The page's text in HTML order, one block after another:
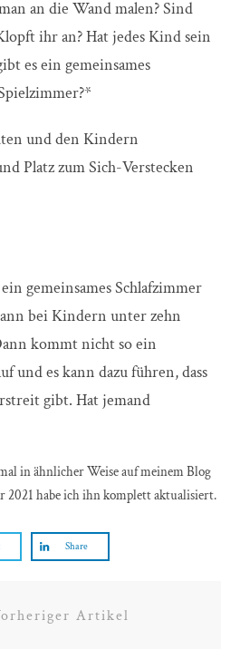
an die Wand malen? Sind
ihr an? Hat jedes Kind sein
es ein gemeinsames
und den Kindern
Platz zum Sich-Verstecken
gemeinsames Schlafzimmer
bei Kindern unter zehn
kommt nicht so ein
und es kann dazu führen, dass
gibt. Hat jemand
in ähnlicher Weise auf meinem Blog
2021 habe ich ihn komplett aktualisiert.
Share
Artikel